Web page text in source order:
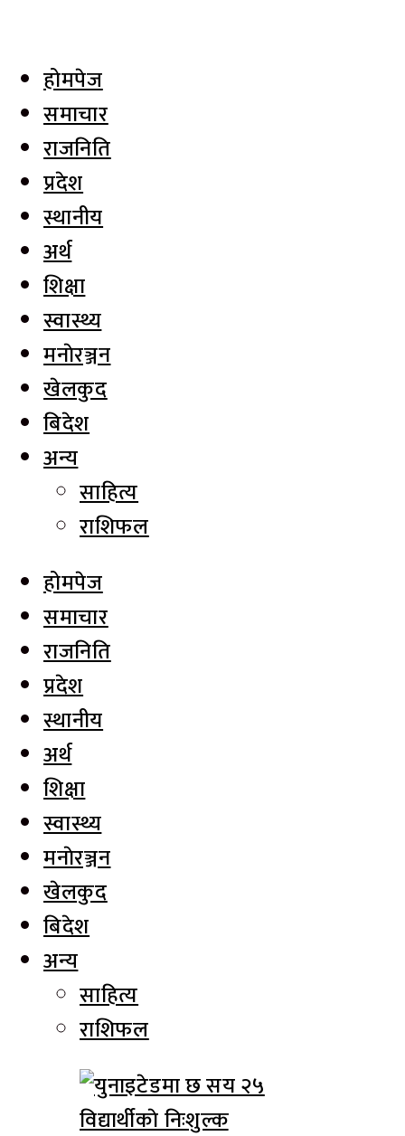
होमपेज
समाचार
राजनिति
प्रदेश
स्थानीय
अर्थ
शिक्षा
स्वास्थ्य
मनाेरञ्जन
खेलकुद
बिदेश
अन्य
साहित्य
राशिफल
होमपेज
समाचार
राजनिति
प्रदेश
स्थानीय
अर्थ
शिक्षा
स्वास्थ्य
मनाेरञ्जन
खेलकुद
बिदेश
अन्य
साहित्य
राशिफल